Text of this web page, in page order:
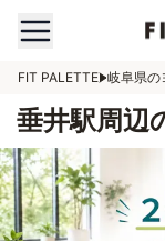
FIT PALETTE 岐阜県の
垂井駅周辺